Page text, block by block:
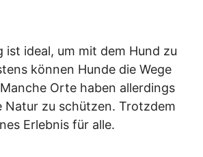
ist ideal, um mit dem Hund zu
können Hunde die Wege
Orte haben allerdings
Natur zu schützen. Trotzdem
Erlebnis für alle.